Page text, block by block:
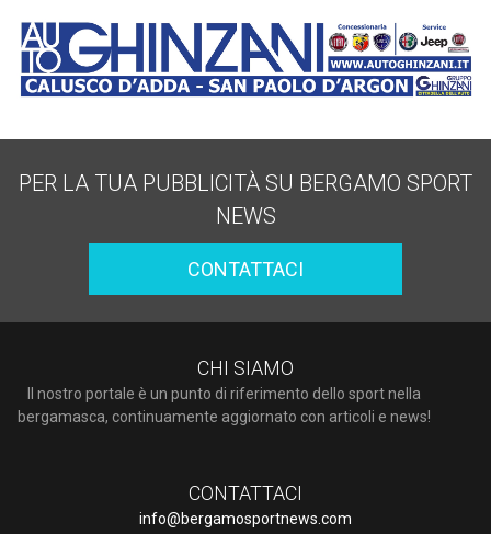
PER LA TUA PUBBLICITÀ SU BERGAMO SPORT
NEWS
CONTATTACI
CHI SIAMO
Il nostro portale è un punto di riferimento dello sport nella
bergamasca, continuamente aggiornato con articoli e news!
CONTATTACI
info@bergamosportnews.com